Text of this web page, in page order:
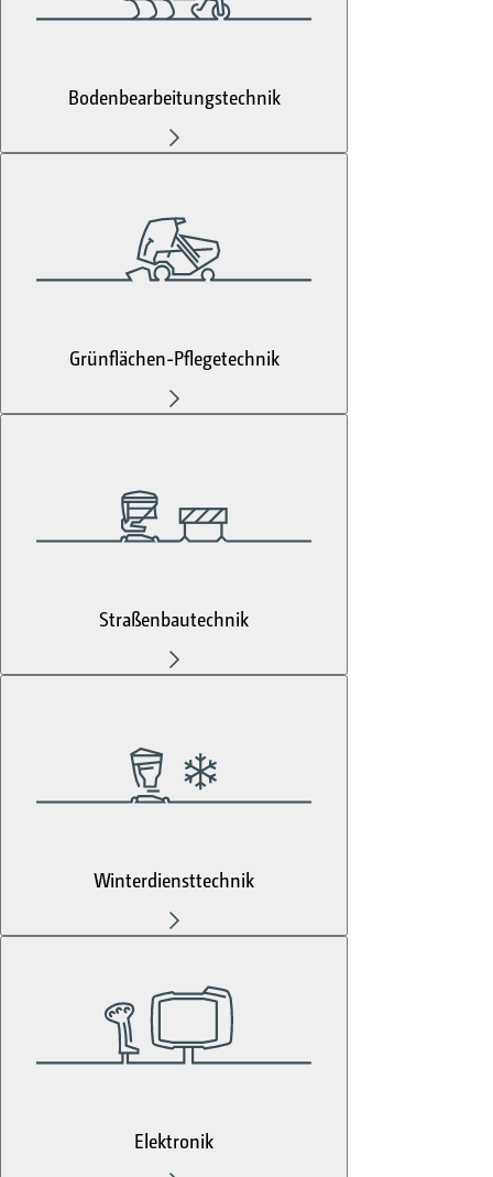
Bodenbearbeitungstechnik
Grünflächen-Pflegetechnik
Straßenbautechnik
Winterdiensttechnik
Elektronik